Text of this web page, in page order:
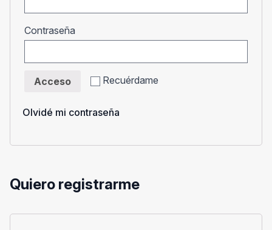
Contraseña
Recuérdame
Acceso
Olvidé mi contraseña
Quiero registrarme